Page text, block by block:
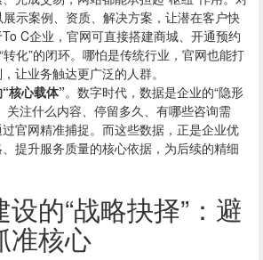
示案例、资质、解决方案，让潜在客户快
C企业，官网可直接搭建商城、开通预约
转化”的闭环。哪怕是传统行业，官网也能打
让业务触达更广泛的人群。
核心载体”。数字时代，数据是企业的“隐形
关注什么内容、停留多久、有哪些咨询需
官网精准捕捉。而这些数据，正是企业优
提升服务质量的核心依据，为后续的精细
设的“战略抉择”：避
准核心